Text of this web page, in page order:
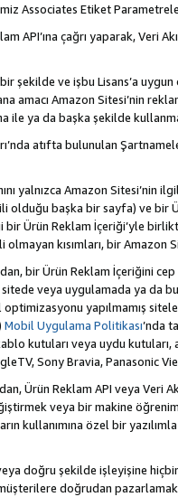
Associates Etiket
API’ına çağrı yaparak, Veri
şekilde ve işbu Lisans’a uygun
amacı Amazon Sitesi’nin
ya da başka şekilde
atıfta bulunulan
yalnızca Amazon
olduğu başka bir sayfa) ve bir
bir Ürün Reklam İçeriği’yle
kısımları, bir Amazon
bir Ürün Reklam İçeriğini
veya uygulamada ya da
yapılmamış
Mobil Uygulama Politikası’nda
kutuları veya uydu kutuları,
Sony Bravia, Panasonic
Ürün Reklam API veya
veya bir makine
kullanımına özel bir
doğru şekilde işleyişine
müşterilere doğrudan